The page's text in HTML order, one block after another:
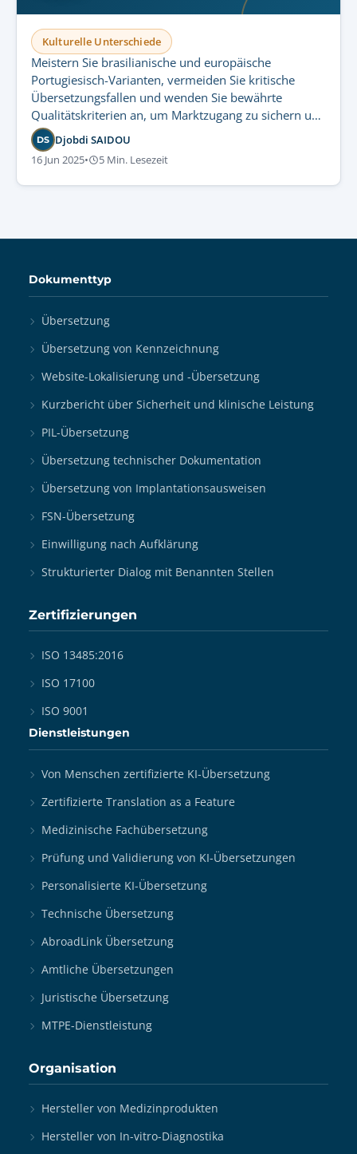
Kulturelle Unterschiede
Meistern Sie brasilianische und europäische
Portugiesisch-Varianten, vermeiden Sie kritische
Übersetzungsfallen und wenden Sie bewährte
Qualitätskriterien an, um Marktzugang zu sichern und
Ihre Markenreputation zu schützen.
DS Djobdi SAIDOU
16 Jun 2025• 5 Min. Lesezeit
Dokumenttyp
Übersetzung
Übersetzung von Kennzeichnung
Website-Lokalisierung und -Übersetzung
Kurzbericht über Sicherheit und klinische Leistung
PIL-Übersetzung
Übersetzung technischer Dokumentation
Übersetzung von Implantationsausweisen
FSN-Übersetzung
Einwilligung nach Aufklärung
Strukturierter Dialog mit Benannten Stellen
Zertifizierungen
ISO 13485:2016
ISO 17100
ISO 9001
Dienstleistungen
Von Menschen zertifizierte KI-Übersetzung
Zertifizierte Translation as a Feature
Medizinische Fachübersetzung
Prüfung und Validierung von KI-Übersetzungen
Personalisierte KI-Übersetzung
Technische Übersetzung
AbroadLink Übersetzung
Amtliche Übersetzungen
Juristische Übersetzung
MTPE-Dienstleistung
Organisation
Hersteller von Medizinprodukten
Hersteller von In-vitro-Diagnostika